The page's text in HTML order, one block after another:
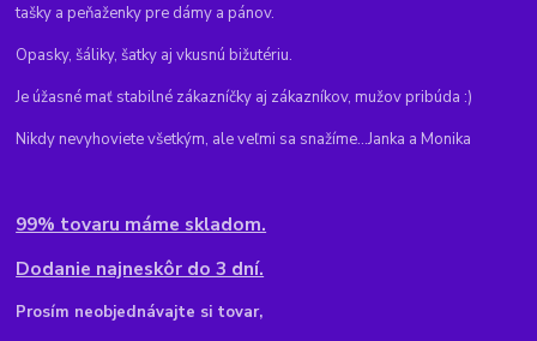
tašky a peňaženky pre dámy a pánov.
Opasky, šáliky, šatky aj vkusnú bižutériu.
Je úžasné mať stabilné zákazníčky aj zákazníkov, mužov pribúda :)
Nikdy nevyhoviete všetkým, ale veľmi sa snažíme...Janka a Monika
99% tovaru máme skladom.
Dodanie najneskôr do 3 dní.
Prosím neobjednávajte si tovar,